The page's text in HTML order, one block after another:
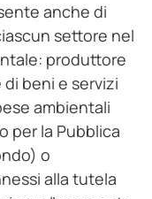
anche di
settore nel
produttore
beni e servizi
ambientali
per la Pubblica
o
alla tutela